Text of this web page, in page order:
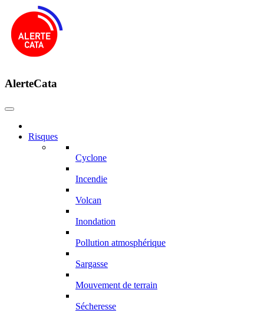
AlerteCata
Risques
Cyclone
Incendie
Volcan
Inondation
Pollution atmosphérique
Sargasse
Mouvement de terrain
Sécheresse